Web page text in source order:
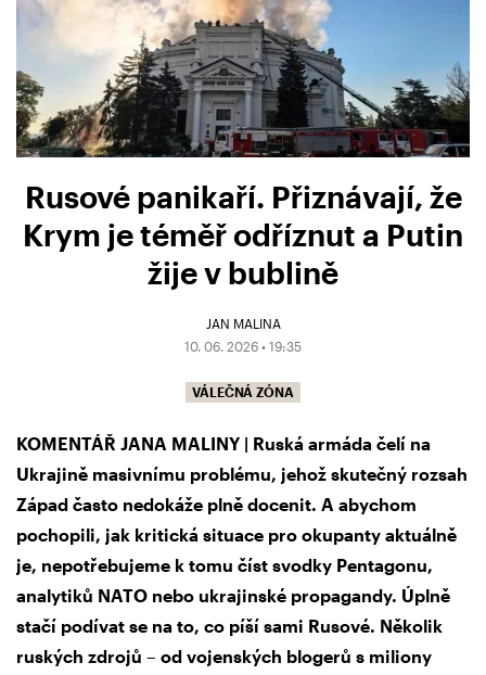
Rusové panikaří. Přiznávají, že
Krym je téměř odříznut a Putin
žije v bublině
JAN MALINA
10. 06. 2026 • 19:35
VÁLEČNÁ ZÓNA
KOMENTÁŘ JANA MALINY | Ruská armáda čelí na
Ukrajině masivnímu problému, jehož skutečný rozsah
Západ často nedokáže plně docenit. A abychom
pochopili, jak kritická situace pro okupanty aktuálně
je, nepotřebujeme k tomu číst svodky Pentagonu,
analytiků NATO nebo ukrajinské propagandy. Úplně
stačí podívat se na to, co píší sami Rusové. Několik
ruských zdrojů – od vojenských blogerů s miliony